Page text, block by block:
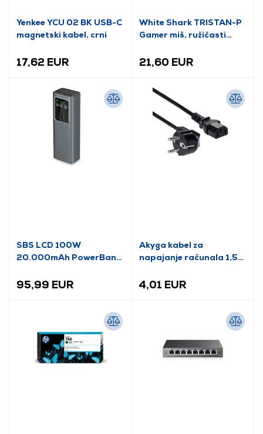
Yenkee YCU 02 BK USB-C
magnetski kabel, crni
17,62 EUR
White Shark TRISTAN-P
Gamer miš, ružičasti
21,60 EUR
SBS LCD 100W
20.000mAh PowerBank
95,99 EUR
Akyga kabel za
napajanje računala 1,5
4,01 EUR